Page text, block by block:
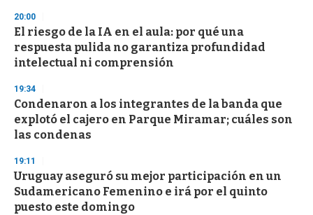
s
e
c
o
n
20:00
El riesgo de la IA en el aula: por qué una
respuesta pulida no garantiza profundidad
intelectual ni comprensión
19:34
Condenaron a los integrantes de la banda que
explotó el cajero en Parque Miramar; cuáles son
las condenas
19:11
Uruguay aseguró su mejor participación en un
Sudamericano Femenino e irá por el quinto
puesto este domingo